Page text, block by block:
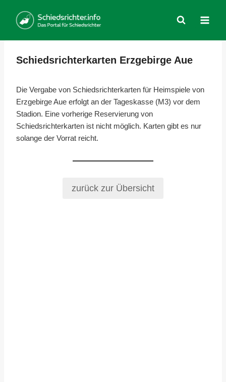
Inhalt
springen
Schiedsrichterkarten Erzgebirge Aue
Die Vergabe von Schiedsrichterkarten für Heimspiele von
Erzgebirge Aue erfolgt an der Tageskasse (M3) vor dem
Stadion. Eine vorherige Reservierung von
Schiedsrichterkarten ist nicht möglich. Karten gibt es nur
solange der Vorrat reicht.
zurück zur Übersicht